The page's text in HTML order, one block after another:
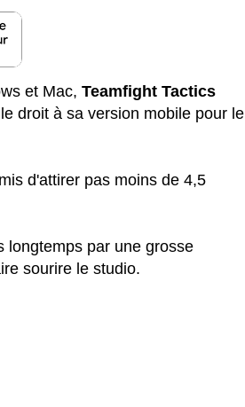
et Mac,Teamfight Tactics
droit à sa version mobile pour le
d'attirer pas moins de 4,5
longtemps par une grosse
sourire le studio.